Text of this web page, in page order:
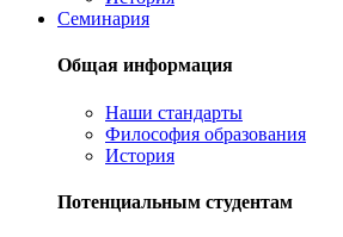
Семинария
Общая информация
Наши стандарты
Философия образования
История
Потенциальным студентам